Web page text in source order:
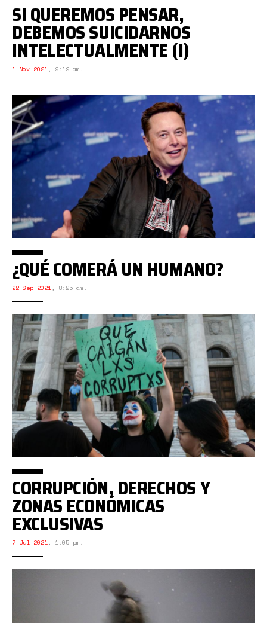
SI QUEREMOS PENSAR,
DEBEMOS SUICIDARNOS
INTELECTUALMENTE (I)
1 Nov 2021, 9:19 am.
¿QUÉ COMERÁ UN HUMANO?
22 Sep 2021, 8:25 am.
CORRUPCIÓN, DERECHOS Y
ZONAS ECONÓMICAS
EXCLUSIVAS
7 Jul 2021, 1:05 pm.